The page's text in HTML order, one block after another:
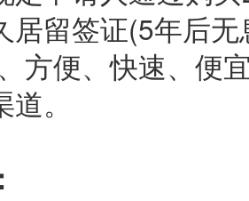
居留签证(5年后
方便、快速、便
。